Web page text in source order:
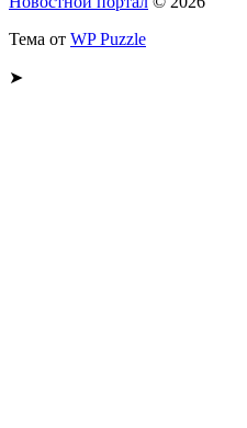
Тема от WP Puzzle
➤